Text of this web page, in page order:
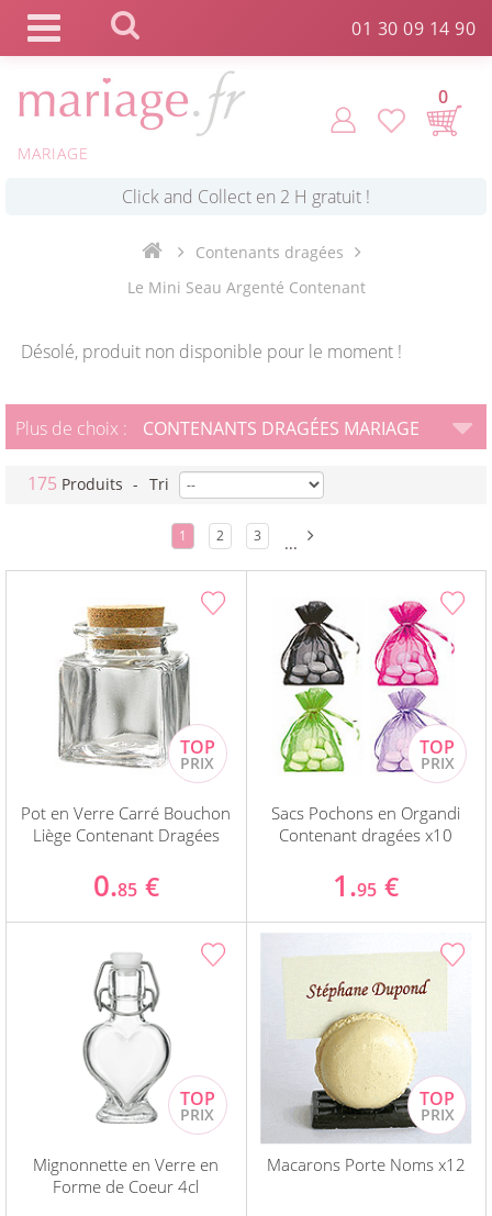
01 30 09 14 90
MARIAGE
0
Commande expédiée en 24h !
Click and Collect en 2 H gratuit !
Livraison point relais gratuit dès 89 € !
Payez votre commande en 4X sans frais *
Contenants dragées
Le Mini Seau Argenté Contenant
Désolé, produit non disponible pour le moment !
Plus de choix : CONTENANTS DRAGÉES MARIAGE
175 Produits - Tri
1 2 3 ...
Pot en Verre Carré Bouchon
Liège Contenant Dragées
0.85 €
Sacs Pochons en Organdi
Contenant dragées x10
1.95 €
Mignonnette en Verre en
Forme de Coeur 4cl
Macarons Porte Noms x12
Panneau de gestion des cookies